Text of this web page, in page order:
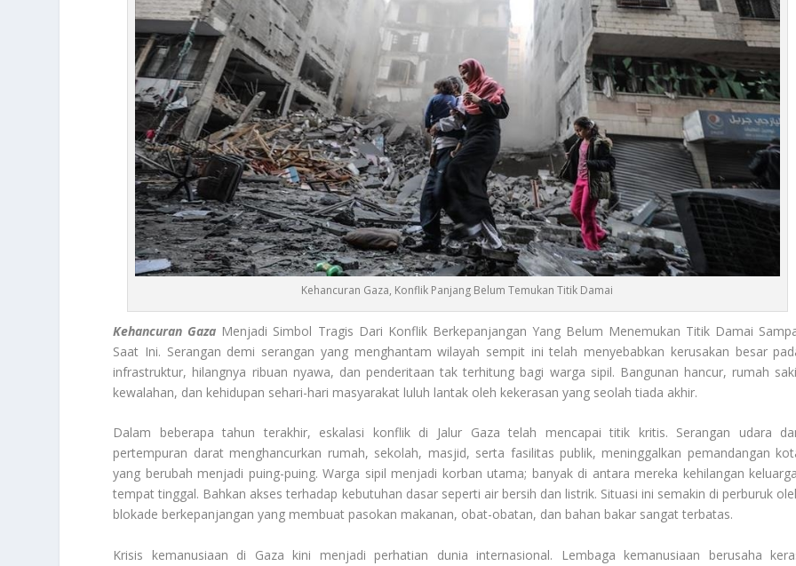
Kehancuran Gaza, Konflik Panjang Belum Temukan Titik Damai
Kehancuran Gaza Menjadi Simbol Tragis Dari Konflik Berkepanjangan Yang Belum Menemukan Titik Damai
Saat Ini. Serangan demi serangan yang menghantam wilayah sempit ini telah menyebabkan kerusakan besar
infrastruktur, hilangnya ribuan nyawa, dan penderitaan tak terhitung bagi warga sipil. Bangunan hancur, rumah
kewalahan, dan kehidupan sehari-hari masyarakat luluh lantak oleh kekerasan yang seolah tiada akhir.
Dalam beberapa tahun terakhir, eskalasi konflik di Jalur Gaza telah mencapai titik kritis. Serangan udara
pertempuran darat menghancurkan rumah, sekolah, masjid, serta fasilitas publik, meninggalkan pemandangan
yang berubah menjadi puing-puing. Warga sipil menjadi korban utama; banyak di antara mereka kehilangan
tempat tinggal. Bahkan akses terhadap kebutuhan dasar seperti air bersih dan listrik. Situasi ini semakin di perburuk
blokade berkepanjangan yang membuat pasokan makanan, obat-obatan, dan bahan bakar sangat terbatas.
Krisis kemanusiaan di Gaza kini menjadi perhatian dunia internasional. Lembaga kemanusiaan berusaha